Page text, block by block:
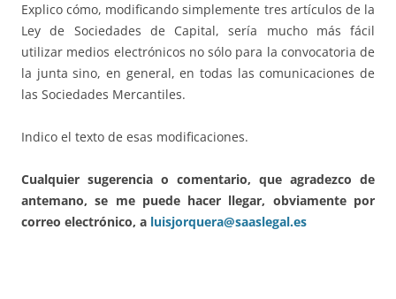
Explico cómo, modificando simplemente tres artículos de la
Ley de Sociedades de Capital, sería mucho más fácil
utilizar medios electrónicos no sólo para la convocatoria de
la junta sino, en general, en todas las comunicaciones de
las Sociedades Mercantiles.
Indico el texto de esas modificaciones.
Cualquier sugerencia o comentario, que agradezco de
antemano, se me puede hacer llegar, obviamente por
correo electrónico, a luisjorquera@saaslegal.es